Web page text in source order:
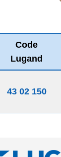
Code
Lugand
43 02 150